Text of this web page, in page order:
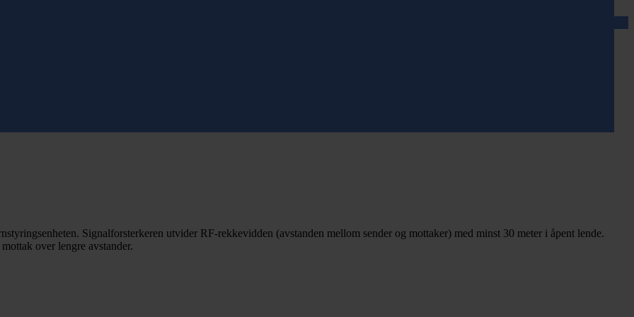
Signalforsterkeren utvider RF-rekkevidden (avstanden mellom sender og mottaker) med minst 30 meter i åpent lende.
over lengre avstander.